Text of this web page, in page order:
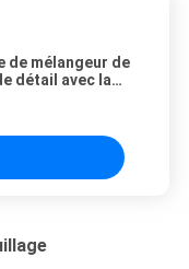
de mélangeur de
détail avec la